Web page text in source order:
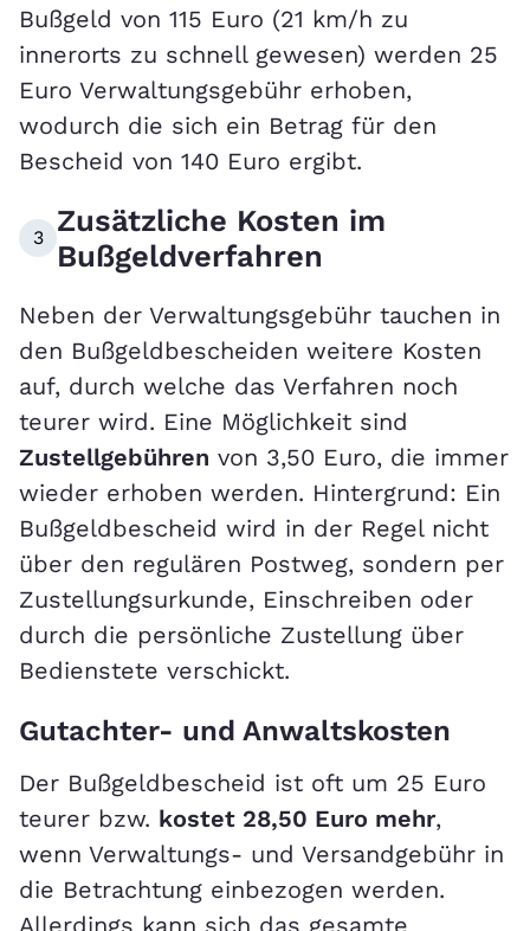
Bußgeld von 115 Euro (21 km/h zu
innerorts zu schnell gewesen) werden 25
Euro Verwaltungsgebühr erhoben,
wodurch die sich ein Betrag für den
Bescheid von 140 Euro ergibt.
3
Zusätzliche Kosten im
Bußgeldverfahren
Neben der Verwaltungsgebühr tauchen in
den Bußgeldbescheiden weitere Kosten
auf, durch welche das Verfahren noch
teurer wird. Eine Möglichkeit sind
Zustellgebühren von 3,50 Euro, die immer
wieder erhoben werden. Hintergrund: Ein
Bußgeldbescheid wird in der Regel nicht
über den regulären Postweg, sondern per
Zustellungsurkunde, Einschreiben oder
durch die persönliche Zustellung über
Bedienstete verschickt.
Gutachter- und Anwaltskosten
Der Bußgeldbescheid ist oft um 25 Euro
teurer bzw. kostet 28,50 Euro mehr,
wenn Verwaltungs- und Versandgebühr in
die Betrachtung einbezogen werden.
Allerdings kann sich das gesamte